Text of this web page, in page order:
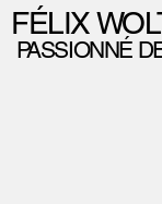
FÉLIX
PASSIONNÉ